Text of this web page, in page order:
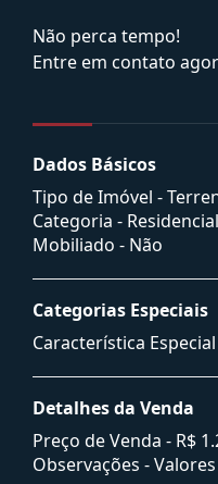
Não perca tempo!
Entre em contato
Dados Básicos
Tipo de Imóvel -
Categoria - Residencial
Mobiliado - Não
Categorias Especiais
Característica
Detalhes da Venda
Preço de Venda - R$
Observações -